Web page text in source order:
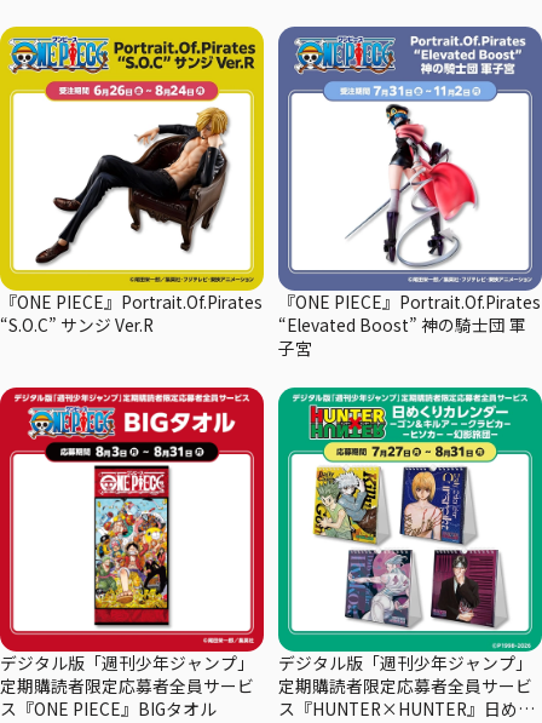
『ONE PIECE』Portrait.Of.Pirates
“S.O.C” サンジ Ver.R
『ONE PIECE』Portrait.Of.Pirates
“Elevated Boost” 神の騎士団 軍
子宮
デジタル版「週刊少年ジャンプ」
定期購読者限定応募者全員サービ
ス『ONE PIECE』BIGタオル
デジタル版「週刊少年ジャンプ」
定期購読者限定応募者全員サービ
ス『HUNTER×HUNTER』日めく